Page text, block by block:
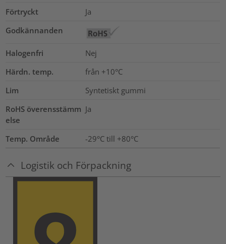
Förtryckt
Ja
Godkännanden
Halogenfri
Nej
Härdn. temp.
från +10°C
Lim
Syntetiskt gummi
RoHS överensstämm
else
Ja
Temp. Område -29°C till +80°C
Logistik och Förpackning